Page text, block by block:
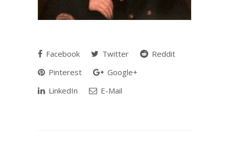
Facebook Twitter
Reddit
Pinterest
Google+
LinkedIn
E-Mail